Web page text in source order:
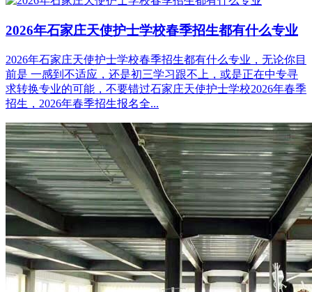
2026年石家庄天使护士学校春季招生都有什么专业
2026年石家庄天使护士学校春季招生都有什么专业，无论你目
前是 一感到不适应，还是初三学习跟不上，或是正在中专寻
求转换专业的可能，不要错过石家庄天使护士学校2026年春季
招生，2026年春季招生报名全...